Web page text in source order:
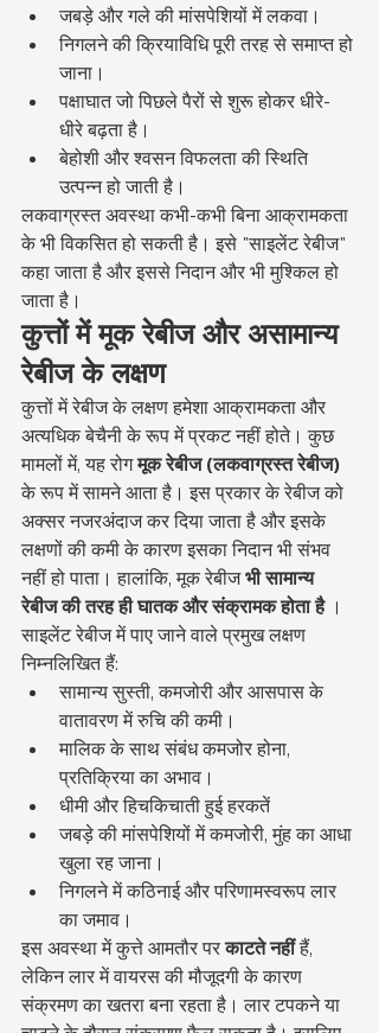
जबड़े और गले की मांसपेशियों में लकवा।
निगलने की क्रियाविधि पूरी तरह से समाप्त हो
जाना।
पक्षाघात जो पिछले पैरों से शुरू होकर धीरे-
धीरे बढ़ता है।
बेहोशी और श्वसन विफलता की स्थिति
उत्पन्न हो जाती है।
लकवाग्रस्त अवस्था कभी-कभी बिना आक्रामकता
के भी विकसित हो सकती है। इसे "साइलेंट रेबीज"
कहा जाता है और इससे निदान और भी मुश्किल हो
जाता है।
कुत्तों में मूक रेबीज और असामान्य
रेबीज के लक्षण
कुत्तों में रेबीज के लक्षण हमेशा आक्रामकता और
अत्यधिक बेचैनी के रूप में प्रकट नहीं होते। कुछ
मामलों में, यह रोग मूक रेबीज (लकवाग्रस्त रेबीज)
के रूप में सामने आता है। इस प्रकार के रेबीज को
अक्सर नजरअंदाज कर दिया जाता है और इसके
लक्षणों की कमी के कारण इसका निदान भी संभव
नहीं हो पाता। हालांकि, मूक रेबीज भी सामान्य
रेबीज की तरह ही घातक और संक्रामक होता है ।
साइलेंट रेबीज में पाए जाने वाले प्रमुख लक्षण
निम्नलिखित हैं:
सामान्य सुस्ती, कमजोरी और आसपास के
वातावरण में रुचि की कमी।
मालिक के साथ संबंध कमजोर होना,
प्रतिक्रिया का अभाव।
धीमी और हिचकिचाती हुई हरकतें
जबड़े की मांसपेशियों में कमजोरी, मुंह का आधा
खुला रह जाना।
निगलने में कठिनाई और परिणामस्वरूप लार
का जमाव।
इस अवस्था में कुत्ते आमतौर पर काटते नहीं हैं,
लेकिन लार में वायरस की मौजूदगी के कारण
संक्रमण का खतरा बना रहता है। लार टपकने या